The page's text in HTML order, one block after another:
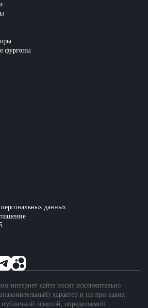
фургоны
данных
интернет-сайте носит исключительно
характер и ни при каких
публичной офертой, определяемой